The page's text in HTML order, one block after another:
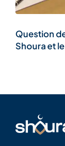
Question
Shoura et